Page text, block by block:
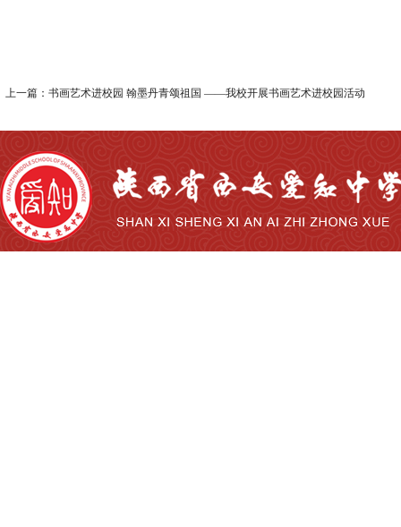
上一篇：书画艺术进校园 翰墨丹青颂祖国 ——我校开展书画艺术进校园活动